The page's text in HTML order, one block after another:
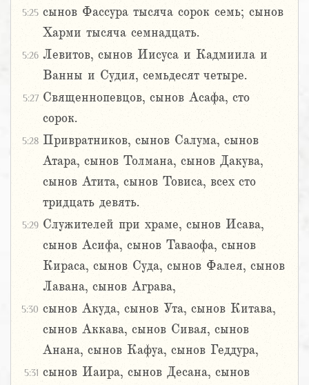
5:25 сынов Фассура тысяча сорок семь; сынов
Харми тысяча семнадцать.
5:26 Левитов, сынов Иисуса и Кадмиила и
Ванны и Судия, семьдесят четыре.
5:27 Священнопевцов, сынов Асафа, сто
сорок.
5:28 Привратников, сынов Салума, сынов
Атара, сынов Толмана, сынов Дакува,
сынов Атита, сынов Товиса, всех сто
тридцать девять.
5:29 Служителей при храме, сынов Исава,
сынов Асифа, сынов Таваофа, сынов
Кираса, сынов Суда, сынов Фалея, сынов
Лавана, сынов Аграва,
5:30 сынов Акуда, сынов Ута, сынов Китава,
сынов Аккава, сынов Сивая, сынов
Анана, сынов Кафуа, сынов Геддура,
5:31 сынов Иаира, сынов Десана, сынов